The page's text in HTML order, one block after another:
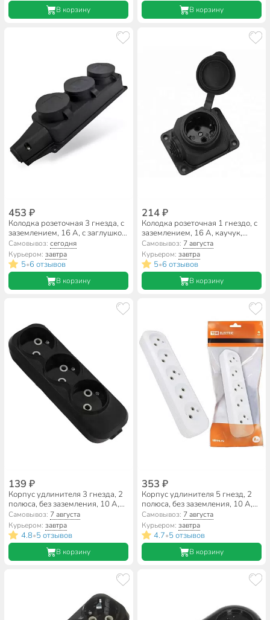
В корзину В корзину
453 ₽
Колодка розеточная 3 гнезда, с
заземлением, 16 А, с заглушкой,
1-фазная, IP44, каучук, черный,
UNIVersal, Компакт
Самовывоз:сегодня
Курьером:завтра
5•6 отзывов
В корзину
214 ₽
Колодка розеточная 1 гнездо, с
заземлением, 16 А, каучук,
IP44, General Lighting Systems,
470026
Самовывоз: 7 августа
Курьером: завтра
5•6 отзывов
В корзину
139 ₽
Корпус удлинителя 3 гнезда, 2
полюса, без заземления, 10 А,
черный, TDM Electric, Народная,
SQ1806-0425
Самовывоз: 7 августа
Курьером:завтра
4.8•5 отзывов
В корзину
353 ₽
Корпус удлинителя 5 гнезд, 2
полюса, без заземления, 10 А,
белый, TDM Electric, SQ1806-
0034
Самовывоз: 7 августа
Курьером: завтра
4.7•5 отзывов
В корзину